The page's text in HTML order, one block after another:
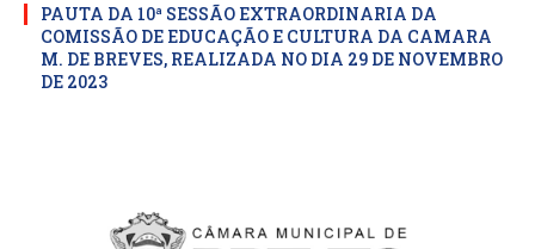
PAUTA DA 10ª SESSÃO EXTRAORDINARIA DA
COMISSÃO DE EDUCAÇÃO E CULTURA DA CAMARA
M. DE BREVES, REALIZADA NO DIA 29 DE NOVEMBRO
DE 2023